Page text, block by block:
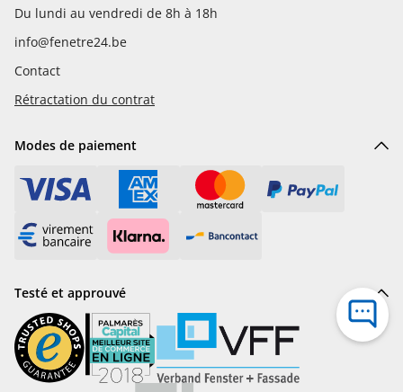
Du lundi au vendredi de 8h à 18h
info@fenetre24.be
Contact
Rétractation du contrat
Modes de paiement
Testé et approuvé